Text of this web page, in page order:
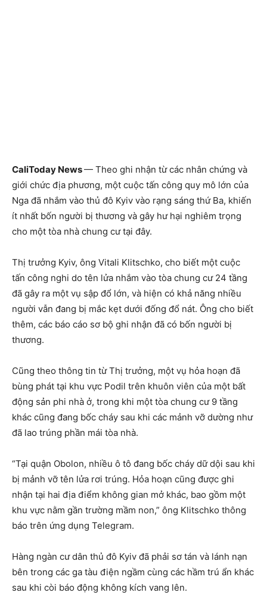
CaliToday News— Theo ghi nhận từ các nhân chứng và
giới chức địa phương, một cuộc tấn công quy mô lớn của
Nga đã nhắm vào thủ đô Kyiv vào rạng sáng thứ Ba, khiến
ít nhất bốn người bị thương và gây hư hại nghiêm trọng
cho một tòa nhà chung cư tại đây.
Thị trưởng Kyiv, ông Vitali Klitschko, cho biết một cuộc
tấn công nghi do tên lửa nhắm vào tòa chung cư 24 tầng
đã gây ra một vụ sập đổ lớn, và hiện có khả năng nhiều
người vẫn đang bị mắc kẹt dưới đống đổ nát. Ông cho biết
thêm, các báo cáo sơ bộ ghi nhận đã có bốn người bị
thương.
Cũng theo thông tin từ Thị trưởng, một vụ hỏa hoạn đã
bùng phát tại khu vực Podil trên khuôn viên của một bất
động sản phi nhà ở, trong khi một tòa chung cư 9 tầng
khác cũng đang bốc cháy sau khi các mảnh vỡ dường như
đã lao trúng phần mái tòa nhà.
“Tại quận Obolon, nhiều ô tô đang bốc cháy dữ dội sau khi
bị mảnh vỡ tên lửa rơi trúng. Hỏa hoạn cũng được ghi
nhận tại hai địa điểm không gian mở khác, bao gồm một
khu vực nằm gần trường mầm non,” ông Klitschko thông
báo trên ứng dụng Telegram.
Hàng ngàn cư dân thủ đô Kyiv đã phải sơ tán và lánh nạn
bên trong các ga tàu điện ngầm cùng các hầm trú ẩn khác
sau khi còi báo động không kích vang lên.